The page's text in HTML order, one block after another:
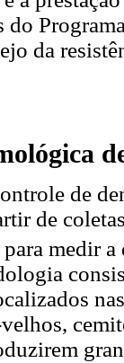
do
da
de
de
para medir